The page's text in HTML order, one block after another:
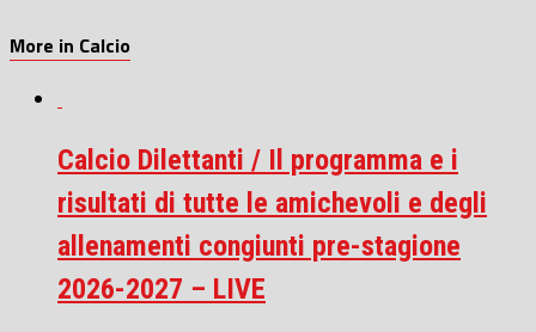
More in Calcio
Calcio Dilettanti / Il programma e i
risultati di tutte le amichevoli e degli
allenamenti congiunti pre-stagione
2026-2027 – LIVE